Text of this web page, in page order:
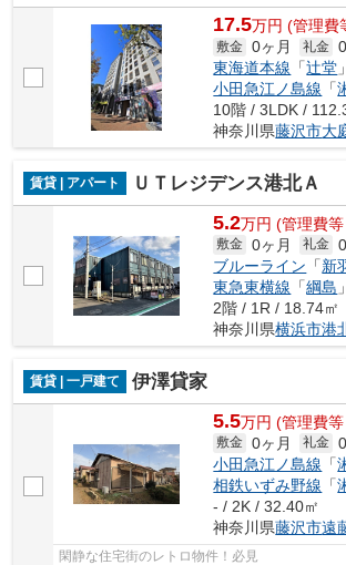
17.5万円 (管理費
敷金 0ヶ月 礼金
東海道本線 「辻堂
小田急江ノ島線 「
10階 / 3LDK /
神奈川県藤沢市大
賃貸 | アパート ＵＴレジデンス港北Ａ
5.2万円 (管理費
敷金 0ヶ月 礼金
ブルーライン 「新
東急東横線 「綱島
2階 / 1R / 18.74㎡
神奈川県横浜市港
賃貸 | 一戸建て 伊澤貸家
5.5万円 (管理費
敷金 0ヶ月 礼金
小田急江ノ島線 「
相鉄いずみ野線 「
- / 2K / 32.40㎡
神奈川県藤沢市遠
閑静な住宅街のレトロ物件！必見